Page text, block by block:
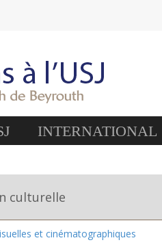
INTERNATIONAL
culturelle
et cinématographiques